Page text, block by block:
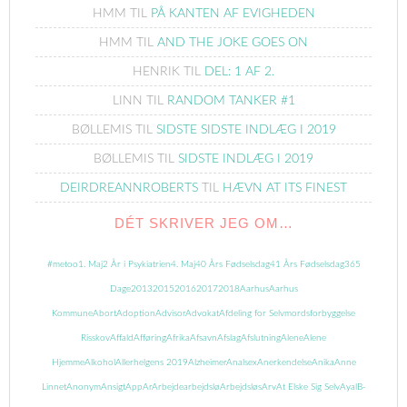
HMM TIL PÅ KANTEN AF EVIGHEDEN
HMM TIL AND THE JOKE GOES ON
HENRIK TIL DEL: 1 AF 2.
LINN TIL RANDOM TANKER #1
BØLLEMISTIL SIDSTE SIDSTE INDLÆG I 2019
BØLLEMIS TIL SIDSTE INDLÆG I 2019
DEIRDREANNROBERTS TIL HÆVN AT ITS FINEST
DÉT SKRIVER JEG OM…
#metoo 1. Maj2 År i Psykiatrien4. Maj40 Års Fødselsdag41 Års Fødselsdag365
Dage20132015201620172018AarhusAarhus
KommuneAbortAdoptionAdvisorAdvokatAfdeling for Selvmordsforbyggelse
RisskovAffald AfføringAfrikaAfsavnAfslagAfslutningAleneAlene
HjemmeAlkohol Allerhelgens 2019AlzheimerAnalsexAnerkendelseAnikaAnne
LinnetAnonymAnsigtAppArArbejdearbejdsløArbejdsløsArvAt Elske Sig SelvAyal B-